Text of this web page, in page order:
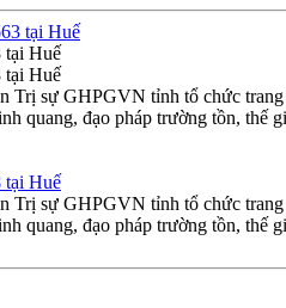
tại Huế
tại Huế
Trị sự GHPGVN tỉnh tổ chức
quang, đạo pháp trường tồn, thế
tại Huế
Trị sự GHPGVN tỉnh tổ chức
quang, đạo pháp trường tồn, thế